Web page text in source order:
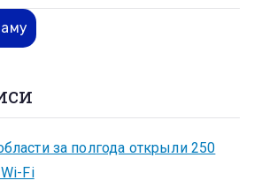
за полгода открыли 250
Fi